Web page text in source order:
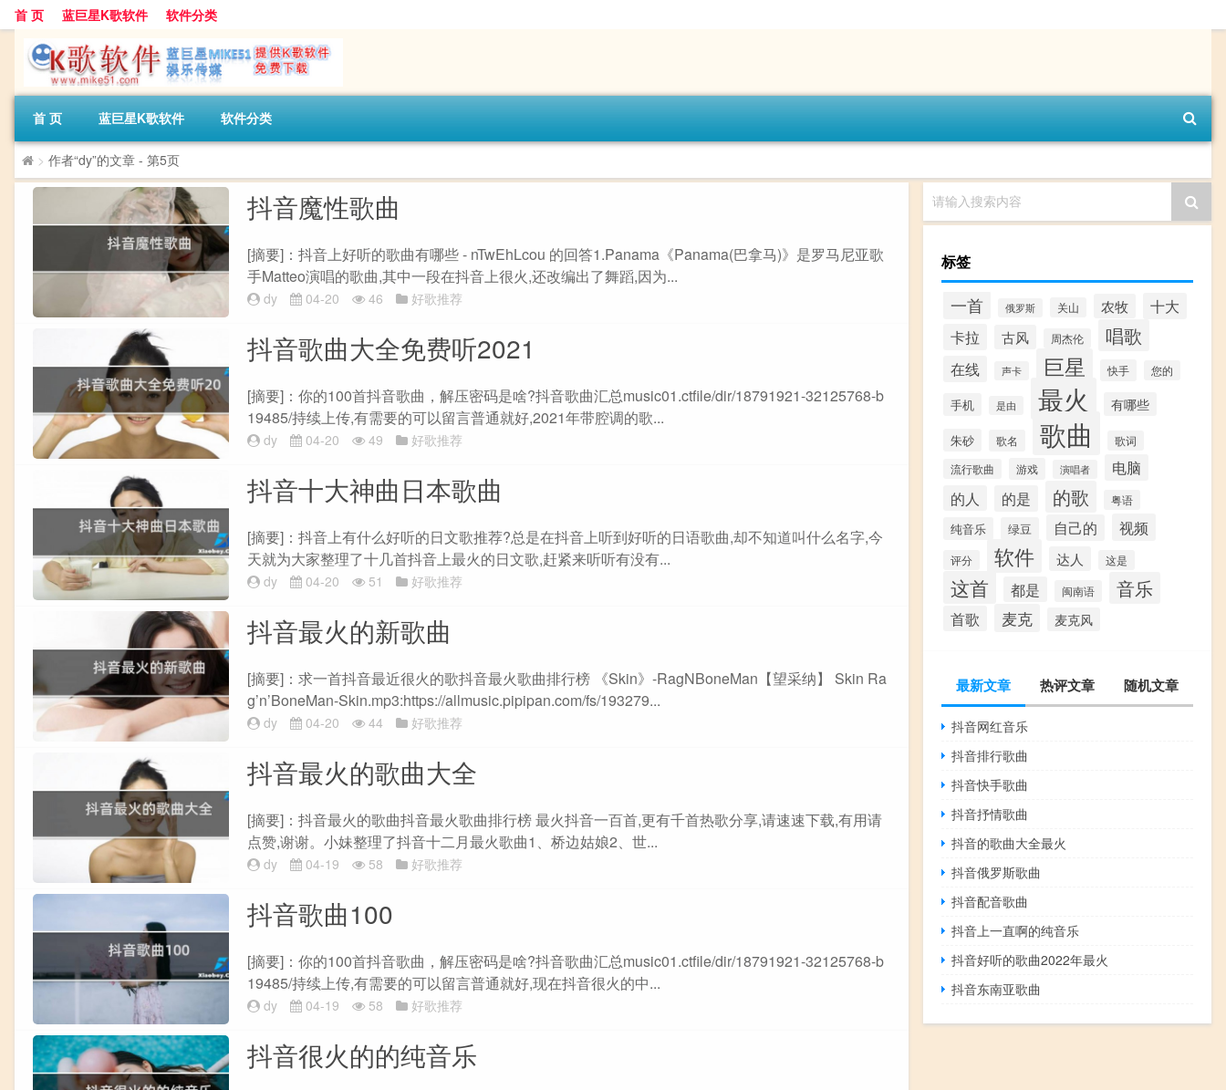
首 页 蓝巨星K歌软件 软件分类
首 页 蓝巨星K歌软件 软件分类
> 作者“dy”的文章 - 第5页
抖音魔性歌曲
[摘要]：抖音上好听的歌曲有哪些 - nTwEhLcou 的回答1.Panama《Panama(巴拿马)》是罗马尼亚歌
手Matteo演唱的歌曲,其中一段在抖音上很火,还改编出了舞蹈,因为...
dy 04-20 46 好歌推荐
抖音歌曲大全免费听2021
[摘要]：你的100首抖音歌曲，解压密码是啥?抖音歌曲汇总music01.ctfile/dir/18791921-32125768-b
19485/持续上传,有需要的可以留言普通就好,2021年带腔调的歌...
dy 04-20 49 好歌推荐
抖音十大神曲日本歌曲
[摘要]：抖音上有什么好听的日文歌推荐?总是在抖音上听到好听的日语歌曲,却不知道叫什么名字,今
天就为大家整理了十几首抖音上最火的日文歌,赶紧来听听有没有...
dy 04-20 51 好歌推荐
抖音最火的新歌曲
[摘要]：求一首抖音最近很火的歌抖音最火歌曲排行榜 《Skin》-RagNBoneMan【望采纳】 Skin Ra
g’n’BoneMan-Skin.mp3:https://allmusic.pipipan.com/fs/193279...
dy 04-20 44 好歌推荐
抖音最火的歌曲大全
[摘要]：抖音最火的歌曲抖音最火歌曲排行榜 最火抖音一百首,更有千首热歌分享,请速速下载,有用请
点赞,谢谢。小妹整理了抖音十二月最火歌曲1、桥边姑娘2、世...
dy 04-19 58 好歌推荐
抖音歌曲100
[摘要]：你的100首抖音歌曲，解压密码是啥?抖音歌曲汇总music01.ctfile/dir/18791921-32125768-b
19485/持续上传,有需要的可以留言普通就好,现在抖音很火的中...
dy 04-19 58 好歌推荐
抖音很火的的纯音乐
请输入搜索内容
标签
一首 俄罗斯 关山 农牧
十大
卡拉
古风 周杰伦 唱歌
在线 声卡 巨星 快手 您的
手机 是由 最火 有哪些
朱砂 歌名 歌曲
歌词
流行歌曲
游戏 演唱者 电脑
的人 的是 的歌 粤语
纯音乐 绿豆 自己的 视频
评分 软件 达人 这是
这首 都是 闽南语 音乐
首歌 麦克 麦克风
最新文章 热评文章 随机文章
抖音网红音乐
抖音排行歌曲
抖音快手歌曲
抖音抒情歌曲
抖音的歌曲大全最火
抖音俄罗斯歌曲
抖音配音歌曲
抖音上一直啊的纯音乐
抖音好听的歌曲2022年最火
抖音东南亚歌曲